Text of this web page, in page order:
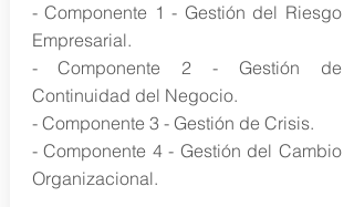
- Componente 1 - Gestión del Riesgo
Empresarial.
- Componente 2 - Gestión de
Continuidad del Negocio.
- Componente 3 - Gestión de Crisis.
- Componente 4 - Gestión del Cambio
Organizacional.